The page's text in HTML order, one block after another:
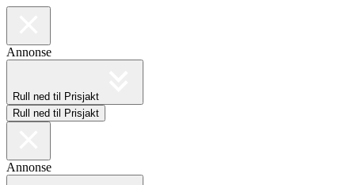
Annonse
Rull ned til Prisjakt
Rull ned til Prisjakt
Annonse